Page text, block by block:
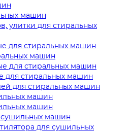
машин
улитки для стиральных
для стиральных машин
машин
для стиральных машин
для стиральных машин
для стиральных машин
машин
машин
машин
для сушильных